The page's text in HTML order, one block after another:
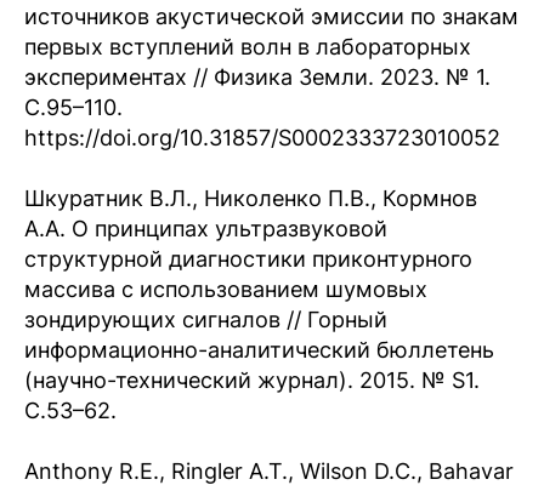
источников акустической эмиссии по знакам
первых вступлений волн в лабораторных
экспериментах // Физика Земли. 2023. № 1.
С.95–110.
https://doi.org/10.31857/S0002333723010052
Шкуратник В.Л., Николенко П.В., Кормнов
А.А. О принципах ультразвуковой
структурной диагностики приконтурного
массива с использованием шумовых
зондирующих сигналов // Горный
информационно-аналитический бюллетень
(научно-технический журнал). 2015. № S1.
С.53–62.
Anthony R.E., Ringler A.T., Wilson D.C., Bahavar